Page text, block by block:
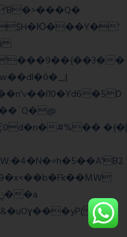
'
�
#%�� �{�|